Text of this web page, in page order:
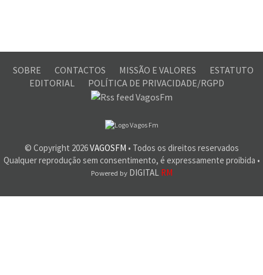
SOBRE CONTACTOS MISSÃO E VALORES
ESTATUTO
EDITORIAL
POLÍTICA DE PRIVACIDADE/RGPD
© Copyright 2026VAGOSFM • Todos os direitos reservados
Qualquer reprodução sem consentimento, é expressamente proibida •
Powered byDIGITAL RM